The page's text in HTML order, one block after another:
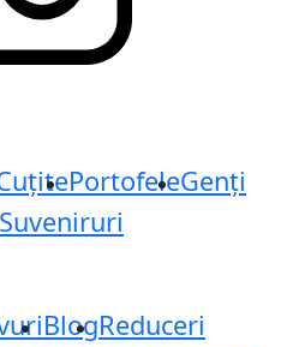
PortofeleGenți
Suveniruri
BlogReduceri